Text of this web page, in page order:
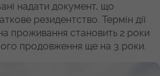
надати документ, що
резидентство. Термін дії
проживання становить 2 роки
продовження ще на 3 роки.